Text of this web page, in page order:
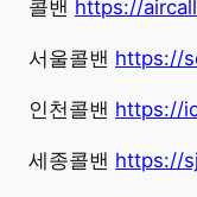
콜밴 https://
서울콜밴 https://
인천콜밴 https://
세종콜밴 https://